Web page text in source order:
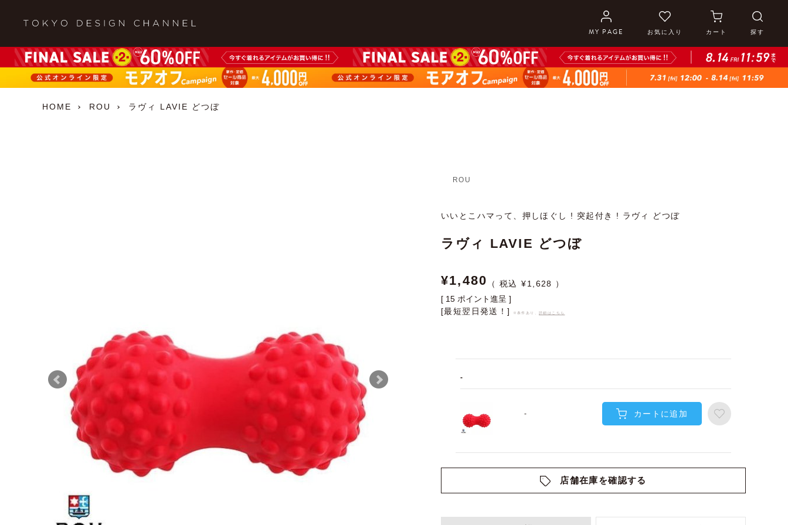
MY PAGE お気に入り カート 探す
HOME ROU ラヴィ LAVIE どつぼ
ROU
いいとこハマって、押しほぐし ! 突起付き ! ラヴィ どつぼ
ラヴィ LAVIE どつぼ
¥1,480 ¥1,628
[ 15 ポイント進呈 ]
[最短翌日発送！]
※条件あり、 詳細はこちら
-
- カートに追加
店舗在庫を確認する